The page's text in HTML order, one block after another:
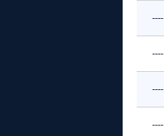
----
----
----
----